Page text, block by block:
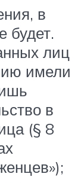
в
будет.
лиц
имели
в
(§ 8